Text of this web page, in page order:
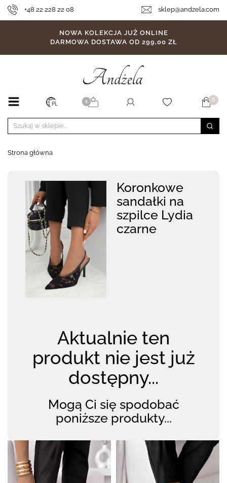
+48 22 228 22 08 sklep@andzela.com
NOWA KOLEKCJA JUŻ ONLINE
DARMOWA DOSTAWA OD 299,00 ZŁ
PL X 0
Strona główna
Koronkowe
sandałki na
szpilce Lydia
czarne
Aktualnie ten
produkt nie jest już
dostępny...
Mogą Ci się spodobać
poniższe produkty...